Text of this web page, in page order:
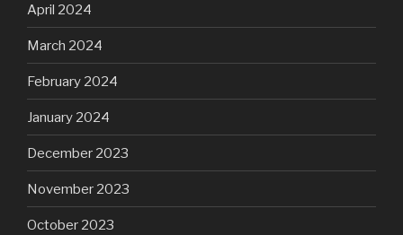
April 2024
March 2024
February 2024
January 2024
December 2023
November 2023
October 2023